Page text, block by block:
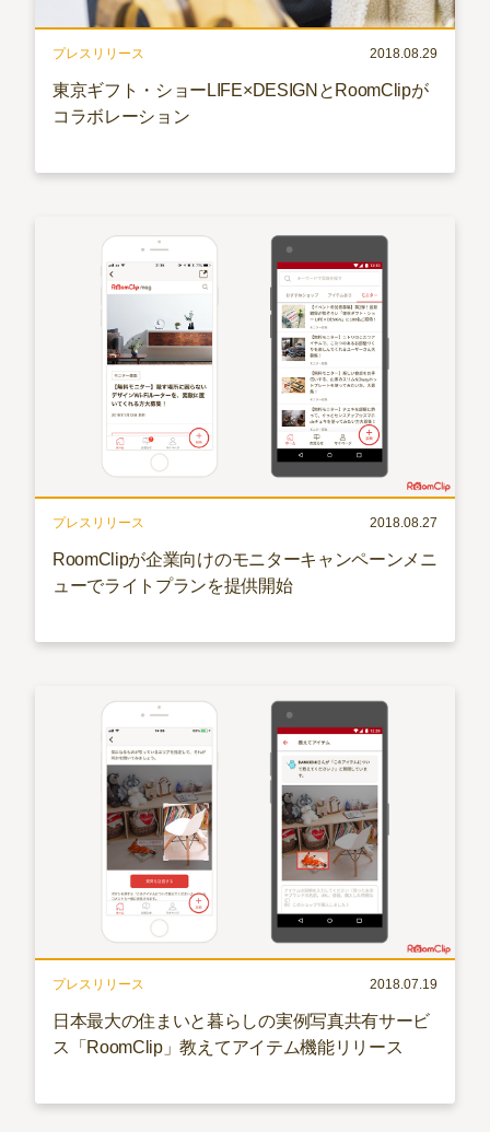
プレスリリース 2018.08.29
東京ギフト・ショーLIFE×DESIGNとRoomClipが
コラボレーション
プレスリリース 2018.08.27
RoomClipが企業向けのモニターキャンペーンメニ
ューでライトプランを提供開始
プレスリリース 2018.07.19
日本最大の住まいと暮らしの実例写真共有サービ
ス「RoomClip」教えてアイテム機能リリース